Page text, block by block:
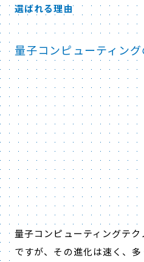
選ばれる理由
量子コンピューティン
量子コンピューティングテ
ですが、その進化は速く、